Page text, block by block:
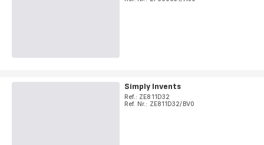
Simply Invents
Ref.: ZE811D32
Ref. Nr.: ZE811D32/BV0